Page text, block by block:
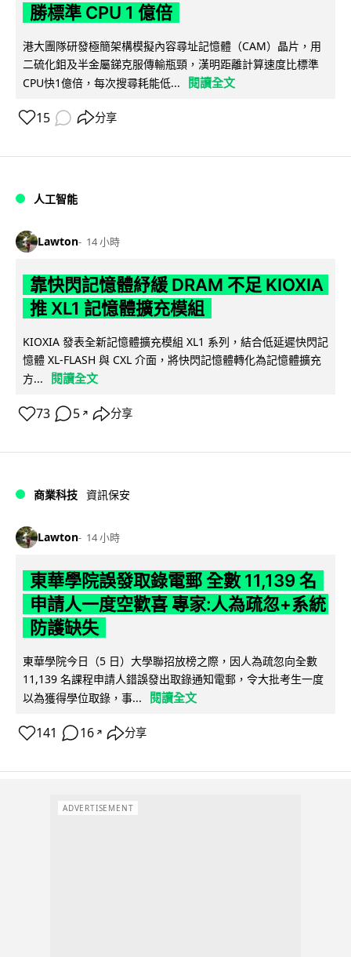
勝標準 CPU 1 億倍
港大團隊研發極簡架構模擬內容尋址記憶體（CAM）晶片，用
二硫化鉬及半金屬銻克服傳輸瓶頸，漢明距離計算速度比標準
CPU快1億倍，每次搜尋耗能低...
閱讀全文
15 分享
人工智能
Lawton 14 小時
靠快閃記憶體紓緩 DRAM 不足 KIOXIA
推 XL1 記憶體擴充模組
KIOXIA 發表全新記憶體擴充模組 XL1 系列，結合低延遲快閃記
憶體 XL-FLASH 與 CXL 介面，將快閃記憶體轉化為記憶體擴充
方...
閱讀全文
73 5 ↗ 分享
商業科技 資訊保安
Lawton 14 小時
東華學院誤發取錄電郵 全數 11,139 名
申請人一度空歡喜 專家:人為疏忽+系統
防護缺失
東華學院今日（5 日）大學聯招放榜之際，因人為疏忽向全數
11,139 名課程申請人錯誤發出取錄通知電郵，令大批考生一度
以為獲得學位取錄，事...
閱讀全文
141 16 ↗ 分享
ADVERTISEMENT